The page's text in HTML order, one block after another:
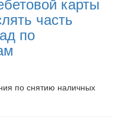
часть
по
по снятию наличных